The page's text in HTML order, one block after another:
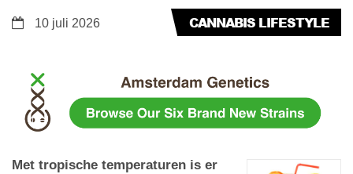
CANNABIS LIFESTYLE
10 juli 2026
Met tropische temperaturen is er